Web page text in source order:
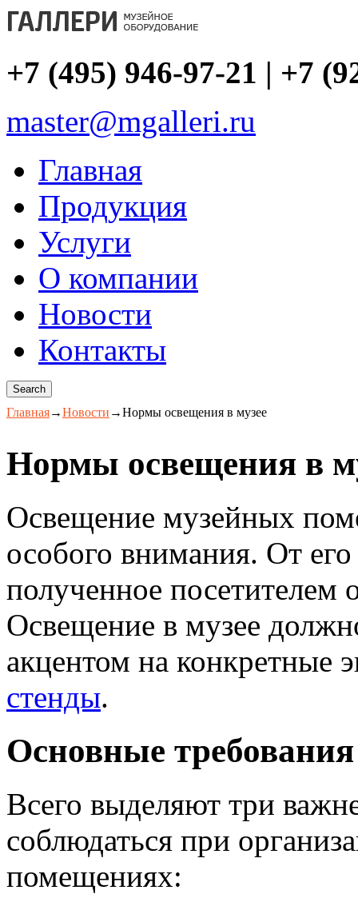
+7 (495) 946-97-21 | +7
master@mgalleri.ru
Главная
Продукция
Услуги
О компании
Новости
Контакты
Главная→Новости →Нормы освещения в музее
Нормы освещения в
Освещение музейных
особого внимания. От его
полученное посетителем
Освещение в музее
акцентом на конкретные
стенды.
Основные
Всего выделяют три
соблюдаться при
помещениях: